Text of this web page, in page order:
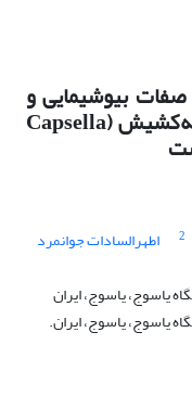
بیوشیمایی و
متابولیت‌های ثانویه در گیاه کیسه‌کشیش (Capsella
2 اطهرالسادات جوانمرد
یاسوج، یاسوج، ایران
یاسوج، یاسوج، ایران.